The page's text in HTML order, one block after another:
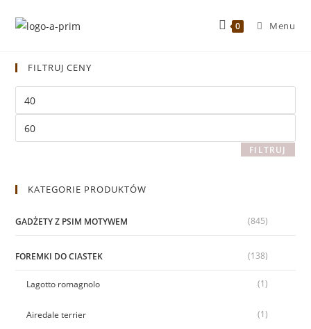
0 Menu
FILTRUJ CENY
FILTRUJ
KATEGORIE PRODUKTÓW
GADŻETY Z PSIM MOTYWEM (845)
FOREMKI DO CIASTEK (138)
Lagotto romagnolo (1)
Airedale terrier (1)